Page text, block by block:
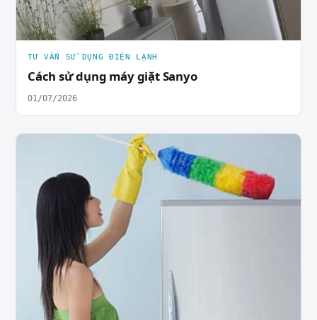
TƯ VẤN SỬ DỤNG ĐIỆN LẠNH
Cách sử dụng máy giặt Sanyo
01/07/2026